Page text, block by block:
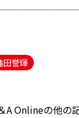
田誉輝
A Onlineの他の